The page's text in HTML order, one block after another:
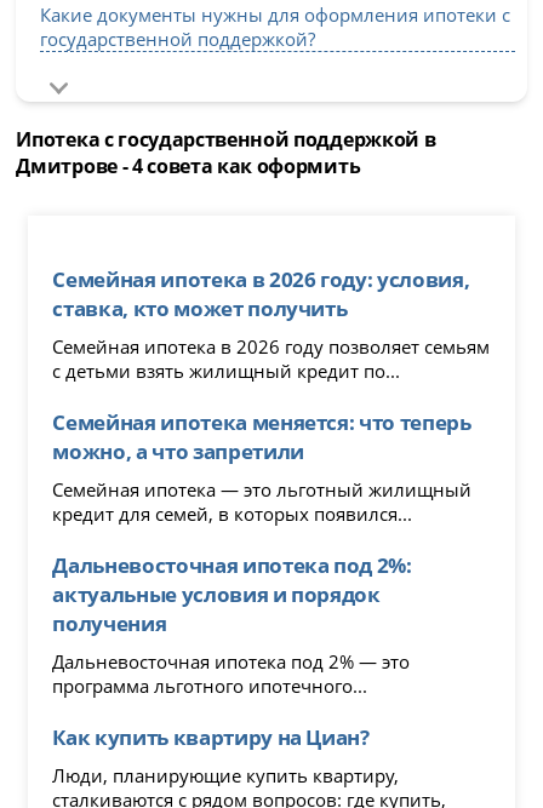
Какие документы нужны для оформления ипотеки с
государственной поддержкой?
Ипотека с государственной поддержкой в
Дмитрове - 4 совета как оформить
Семейная ипотека в 2026 году: условия,
ставка, кто может получить
Семейная ипотека в 2026 году позволяет семьям
с детьми взять жилищный кредит по...
Семейная ипотека меняется: что теперь
можно, а что запретили
Семейная ипотека — это льготный жилищный
кредит для семей, в которых появился...
Дальневосточная ипотека под 2%:
актуальные условия и порядок
получения
Дальневосточная ипотека под 2% — это
программа льготного ипотечного...
Как купить квартиру на Циан?
Люди, планирующие купить квартиру,
сталкиваются с рядом вопросов: где купить,